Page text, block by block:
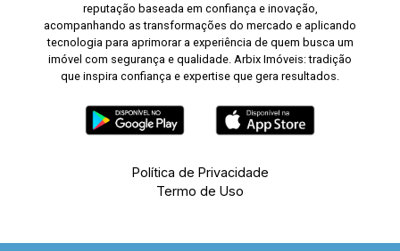
reputação baseada em confiança e inovação,
acompanhando as transformações do mercado e aplicando
tecnologia para aprimorar a experiência de quem busca um
imóvel com segurança e qualidade. Arbix Imóveis: tradição
que inspira confiança e expertise que gera resultados.
Política de Privacidade
Termo de Uso